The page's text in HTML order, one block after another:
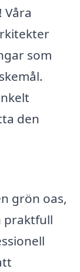
Våra
som
den
grön oas,
praktfull